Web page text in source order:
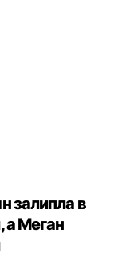
залипла в
а Меган